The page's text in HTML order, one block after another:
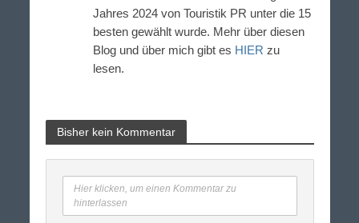
Jahres 2024 von Touristik PR unter die 15
besten gewählt wurde. Mehr über diesen
Blog und über mich gibt es HIER zu
lesen.
Bisher kein Kommentar
Hier klicken, um einen Kommentar zu
hinterlassen